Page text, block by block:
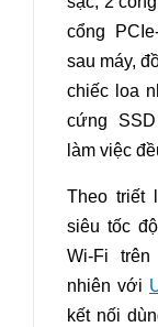
cổng
sau máy,
chiếc loa
cứng
làm việc
Theo triết
siêu tốc
Wi-Fi
nhiên với
kết nối